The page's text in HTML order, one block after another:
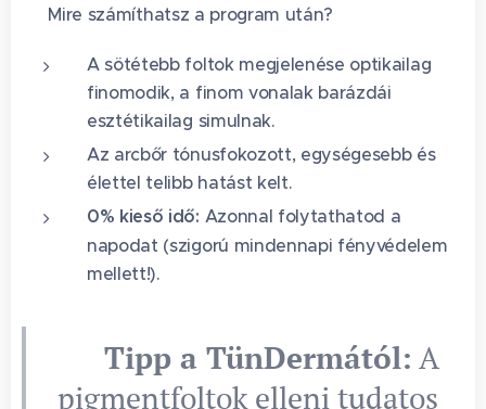
🌟 Mire számíthatsz a program után?
A sötétebb foltok megjelenése optikailag
finomodik, a finom vonalak barázdái
esztétikailag simulnak.
Az arcbőr tónusfokozott, egységesebb és
élettel telibb hatást kelt.
0% kieső idő: Azonnal folytathatod a
napodat (szigorú mindennapi fényvédelem
mellett!).
💎 Tipp a TünDermától: A
pigmentfoltok elleni tudatos